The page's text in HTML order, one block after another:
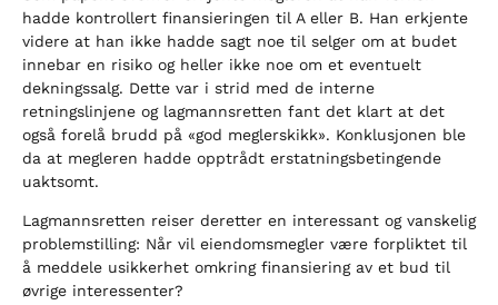
hadde kontrollert finansieringen til A eller B. Han erkjente
videre at han ikke hadde sagt noe til selger om at budet
innebar en risiko og heller ikke noe om et eventuelt
dekningssalg. Dette var i strid med de interne
retningslinjene og lagmannsretten fant det klart at det
også forelå brudd på «god meglerskikk». Konklusjonen ble
da at megleren hadde opptrådt erstatningsbetingende
uaktsomt.
Lagmannsretten reiser deretter en interessant og vanskelig
problemstilling: Når vil eiendomsmegler være forpliktet til
å meddele usikkerhet omkring finansiering av et bud til
øvrige interessenter?